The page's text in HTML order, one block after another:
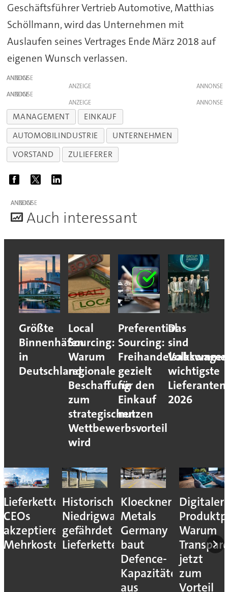
Geschäftsführer Vertrieb Automotive, Matthias
Schöllmann, wird das Unternehmen mit
Auslaufen seines Vertrages Ende März 2018 auf
eigenen Wunsch verlassen.
ANZEIGE
ANZEIGE
ANZEIGE
ANZEIGE
MANAGEMENT
EINKAUF
AUTOMOBILINDUSTRIE
UNTERNEHMEN
VORSTAND
ZULIEFERER
ANZEIGE
Auch interessant
Größte
Binnenhäfen
in
Deutschland
Local
Sourcing:
Warum
regionale
Beschaffung
zum
strategischen
Wettbewerbsvorteil
wird
Preferential
Sourcing:
gezielt
für den
Einkauf
nutzen
Das
sind
wichtigste
Lieferanten
2026
Lieferkettenresilienz:
CEOs
akzeptieren
Mehrkosten
Historisches
Niedrigwasser
gefährdet
Lieferketten
Kloeckner
Metals
Germany
baut
Defence-
Kapazitäten
aus
Digitaler
Warum
jetzt
zum
Vorteil